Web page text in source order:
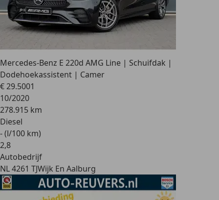
Mercedes-Benz E 220d AMG Line | Schuifdak |
Dodehoekassistent | Camer
€ 29.5001
10/2020
278.915 km
Diesel
- (l/100 km)
2,8
Autobedrijf
NL 4261 TJWijk En Aalburg